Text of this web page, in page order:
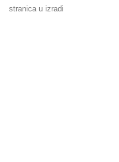
stranica u izradi